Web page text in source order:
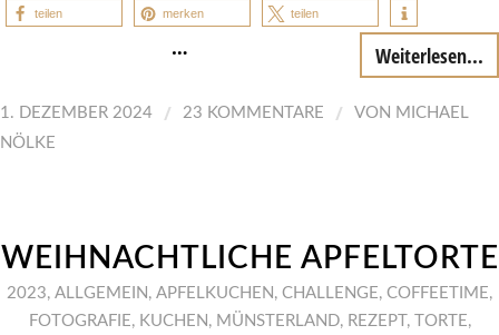
teilen merken teilen
… Weiterlesen...
1. DEZEMBER 2024 / 23 KOMMENTARE / VON MICHAEL
NÖLKE
WEIHNACHTLICHE APFELTORTE
2023, ALLGEMEIN , APFELKUCHEN , CHALLENGE , COFFEETIME ,
FOTOGRAFIE , KUCHEN , MÜNSTERLAND, REZEPT , TORTE ,